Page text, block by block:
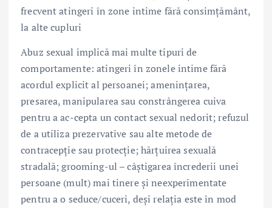
frecvent atingeri în zone intime fără consimțământ,
la alte cupluri
Abuz sexual implică mai multe tipuri de
comportamente: atingeri în zonele intime fără
acordul explicit al persoanei; amenințarea,
presarea, manipularea sau constrângerea cuiva
pentru a ac-cepta un contact sexual nedorit; refuzul
de a utiliza prezervative sau alte metode de
contracepție sau protecție; hărțuirea sexuală
stradală; grooming-ul – câștigarea încrederii unei
persoane (mult) mai tinere și neexperimentate
pentru a o seduce/cuceri, deși relația este în mod